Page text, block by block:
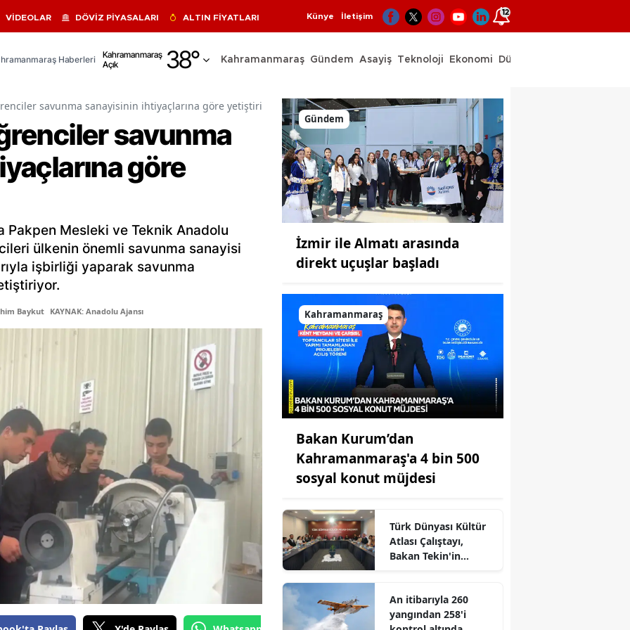
VİDEOLAR DÖVİZ PİYASALARI ALTIN FİYATLARI Künye İletişim 12
Haberleri
Kahramanmaraş
Açık
38°
Adıyaman
Afyonkarahisar
Ağrı
Amasya
Ankara
Artvin
Aydın
Bilecik
Burdur
Bursa
Çanakkale
Çankırı
Çorum
Denizli
Diyarbakır
Kahramanmaraş Gündem Asayiş Teknoloji Ekonomi Dünya
savunma sanayisinin ihtiyaçlarına göre yetiştiriliyor
savunma
göre
Pakpen Mesleki ve Teknik Anadolu
ülkenin önemli savunma sanayisi
işbirliği yaparak savunma
Baykut KAYNAK: Anadolu Ajansı
Gündem
İzmir ile Almatı arasında
direkt uçuşlar başladı
Kahramanmaraş
Bakan Kurum’dan
Kahramanmaraş'a 4 bin 500
sosyal konut müjdesi
Türk Dünyası Kültür
Atlası Çalıştayı,
Bakan Tekin'in
An itibarıyla 260
yangından 258'i